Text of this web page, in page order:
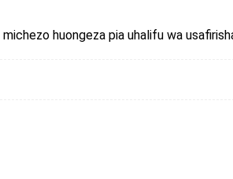
huongeza pia uhalifu wa